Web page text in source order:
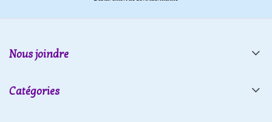
Nous joindre
Catégories